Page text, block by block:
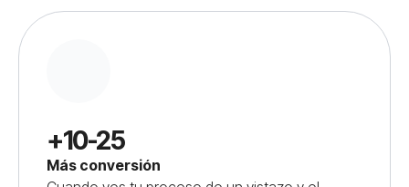
+10-25
Más conversión